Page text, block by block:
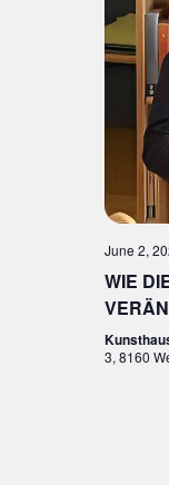
June 2,
WIE
3, 8160